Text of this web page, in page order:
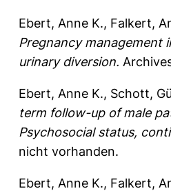
Ebert, Anne K., Falkert,
Pregnancy management
urinary diversion.
Ebert, Anne K., Schott,
term follow-up of male
Psychosocial status,
nicht vorhanden.
Ebert, Anne K., Falkert,